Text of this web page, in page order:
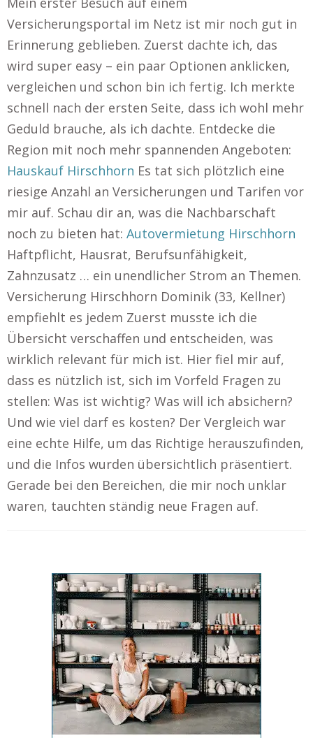
Versicherungsportal im Netz ist mir noch gut in
Erinnerung geblieben. Zuerst dachte ich, das
wird super easy – ein paar Optionen anklicken,
vergleichen und schon bin ich fertig. Ich merkte
schnell nach der ersten Seite, dass ich wohl mehr
Geduld brauche, als ich dachte. Entdecke die
Region mit noch mehr spannenden Angeboten:
Hauskauf Hirschhorn Es tat sich plötzlich eine
riesige Anzahl an Versicherungen und Tarifen vor
mir auf. Schau dir an, was die Nachbarschaft
noch zu bieten hat: Autovermietung Hirschhorn
Haftpflicht, Hausrat, Berufsunfähigkeit,
Zahnzusatz … ein unendlicher Strom an Themen.
Versicherung Hirschhorn Dominik (33, Kellner)
empfiehlt es jedem Zuerst musste ich die
Übersicht verschaffen und entscheiden, was
wirklich relevant für mich ist. Hier fiel mir auf,
dass es nützlich ist, sich im Vorfeld Fragen zu
stellen: Was ist wichtig? Was will ich absichern?
Und wie viel darf es kosten? Der Vergleich war
eine echte Hilfe, um das Richtige herauszufinden,
und die Infos wurden übersichtlich präsentiert.
Gerade bei den Bereichen, die mir noch unklar
waren, tauchten ständig neue Fragen auf.